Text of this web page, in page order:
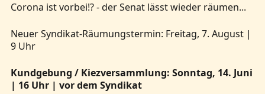
Corona ist vorbei!? - der Senat lässt wieder räumen...
Neuer Syndikat-Räumungstermin: Freitag, 7. August |
9 Uhr
Kundgebung / Kiezversammlung: Sonntag, 14. Juni
| 16 Uhr | vor dem Syndikat